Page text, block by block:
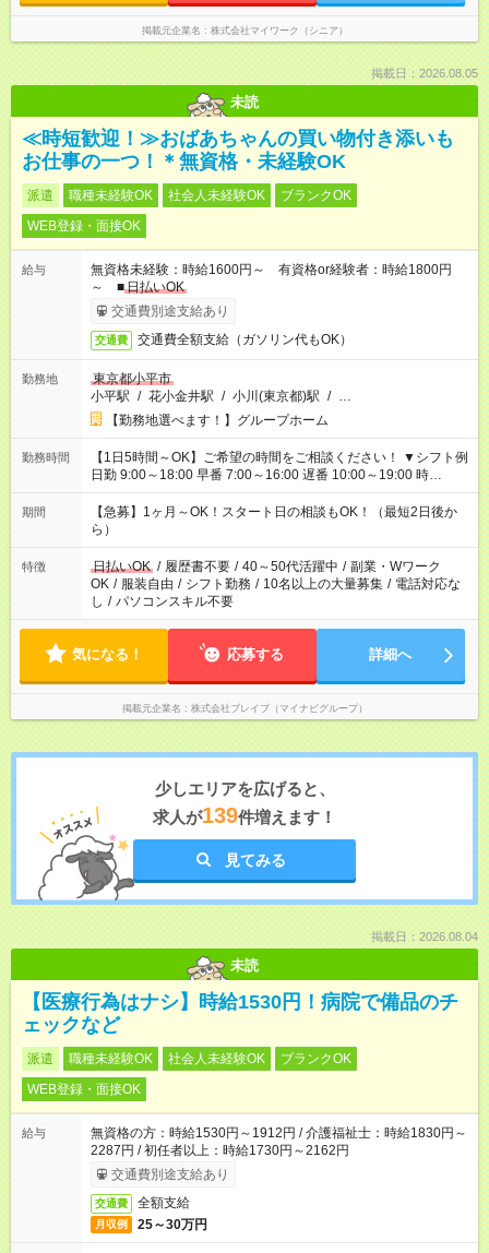
掲載元企業名 株式会社マイワーク（シニア）
掲載日：2026.08.05
未読
≪時短歓迎！≫おばあちゃんの買い物付き添いも
お仕事の一つ！＊無資格・未経験OK
派遣 職種未経験OK 社会人未経験OK
ブランクOK
WEB登録・面接OK
給与
無資格未経験：時給1600円～ 有資格or経験者：時給1800円
～ ■日払いOK
交通費別途支給あり
交通費 交通費全額支給（ガソリン代もOK）
勤務地
東京都小平市
小平駅 / 花小金井駅 / 小川(東京都)駅 / …
【勤務地選べます！】グループホーム
勤務時間
【1日5時間～OK】ご希望の時間をご相談ください！ ▼シフト例
日勤 9:00～18:00 早番 7:00～16:00 遅番 10:00～19:00 時
短 10:00～15:00 上記はあくまで一例です。 「夕方までには帰宅
しておきたい」 「朝はゆっくりのスタートがいい」 「お昼の時
間を有効に使いたい」 など、ご希望があれば教えてください
ね。
期間
【急募】1ヶ月～OK！スタート日の相談もOK！（最短2日後か
ら）
特徴 日払いOK / 履歴書不要 / 40～50代活躍中 / 副業・Wワーク
OK / 服装自由 / シフト勤務 / 10名以上の大量募集 / 電話対応な
し / パソコンスキル不要
気になる！ 応募する 詳細へ
掲載元企業名 株式会社ブレイブ（マイナビグループ）
少しエリアを広げると、
求人が139件増えます！
見てみる
掲載日：2026.08.04
未読
【医療行為はナシ】時給1530円！病院で備品のチ
ェックなど
派遣 職種未経験OK 社会人未経験OK
ブランクOK
WEB登録・面接OK
給与
無資格の方：時給1530円～1912円 / 介護福祉士：時給1830円～
2287円 / 初任者以上：時給1730円～2162円
交通費別途支給あり
交通費 全額支給
月収例 25～30万円